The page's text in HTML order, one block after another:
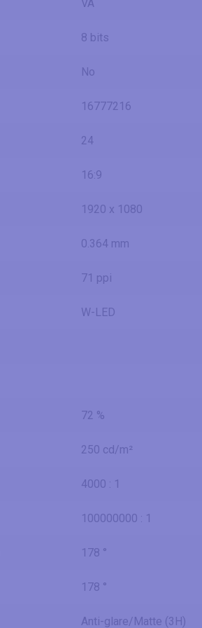
VA
8 bits
No
16777216
24
16:9
1920 x 1080
0.364 mm
71 ppi
W-LED
72 %
250 cd/m²
4000 : 1
100000000 : 1
178 °
178 °
Anti-glare/Matte (3H)